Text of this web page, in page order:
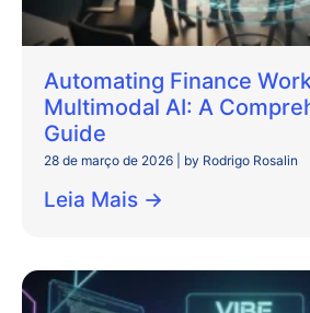
Automating Finance
Multimodal AI: A
Guide
28 de março de 2026 by Rodrigo Rosalin
Leia Mais →